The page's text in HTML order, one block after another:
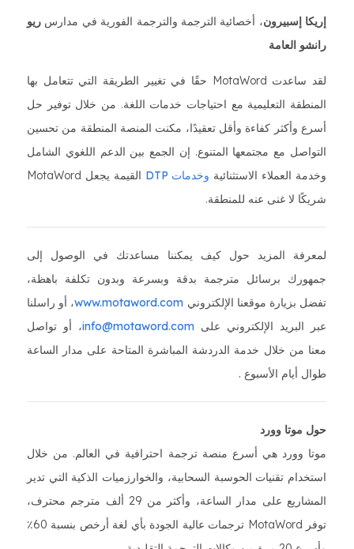
إريكا إسبيرون، أخصائية الترجمة والترجمة الفورية في مدارس ريو
رانشو العامة
لقد ساعدت MotaWord حقًا في تغيير الطريقة التي تتعامل بها
المنطقة التعليمية مع احتياجات خدمات اللغة. من خلال توفير حل
أسرع وأكثر كفاءة وأقل تعقيدًا، مكنت المنصة المنطقة من تحسين
التواصل مع مجتمعها المتنوع. إن الجمع بين الدعم اللغوي الشامل
وخدمة العملاء الاستثنائية وخدمات DTP
القيمة يجعل MotaWord
شريكًا لا غنى عنه للمنطقة.
لمعرفة المزيد حول كيف يمكننا مساعدتك في الوصول إلى
جمهورك برسائل مترجمة بدقة وبسرعة وبدون تكلفة باهظة،
تفضل بزيارة موقعنا الإلكتروني www.motaword.com، أو راسلنا
عبر البريد الإلكتروني على info@motaword.com، أو تواصل
معنا من خلال خدمة الدردشة المباشرة المتاحة على مدار الساعة
طوال أيام الأسبوع .
حول موتا وورد
موتا وورد هي أسرع منصة ترجمة احترافية في العالم. من خلال
استخدام تقنيات الحوسبة السحابية، والخوارزميات الذكية التي تدير
المشاريع على مدار الساعة، وأكثر من 29 ألف مترجم محترف،
توفر MotaWord ترجمات عالية الجودة بأي لغة أرخص بنسبة 60٪